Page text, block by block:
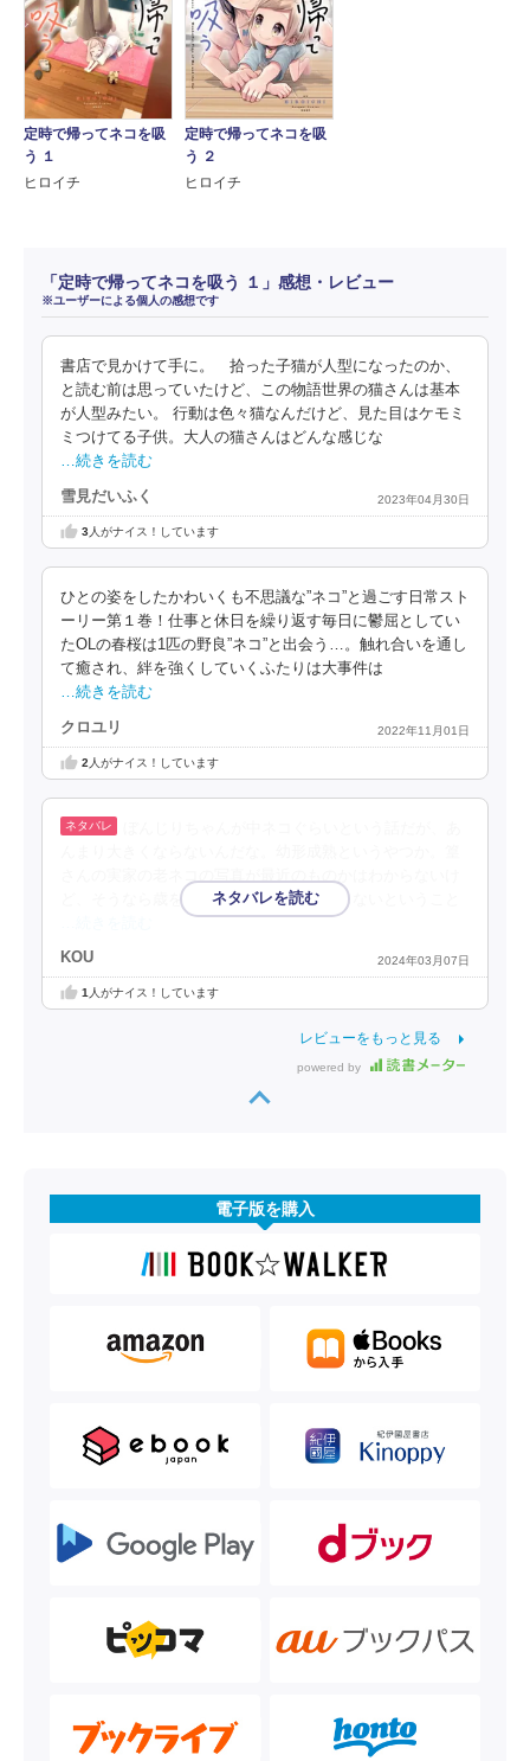
定時で帰ってネコを吸
う １
ヒロイチ
定時で帰ってネコを吸
う ２
ヒロイチ
「定時で帰ってネコを吸う １」感想・レビュー
※ユーザーによる個人の感想です
書店で見かけて手に。 拾った子猫が人型になったのか、
と読む前は思っていたけど、この物語世界の猫さんは基本
が人型みたい。 行動は色々猫なんだけど、見た目はケモミ
ミつけてる子供。大人の猫さんはどんな感じな
…続きを読む
雪見だいふく 2023年04月30日
3人がナイス！しています
ひとの姿をしたかわいくも不思議な”ネコ”と過ごす日常スト
ーリー第１巻！仕事と休日を繰り返す毎日に鬱屈としてい
たOLの春桜は1匹の野良”ネコ”と出会う…。触れ合いを通し
て癒され、絆を強くしていくふたりは大事件は
…続きを読む
クロユリ 2022年11月01日
2 人がナイス！しています
ど、そうなら歳を取ってもあんまり変わらないということ
KOU 2024年03月07日
1 人がナイス！しています
レビューをもっと見る
powered by
電子版を購入